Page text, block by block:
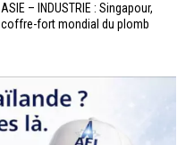
ASIE – INDUSTRIE : Singapour,
coffre-fort mondial du plomb